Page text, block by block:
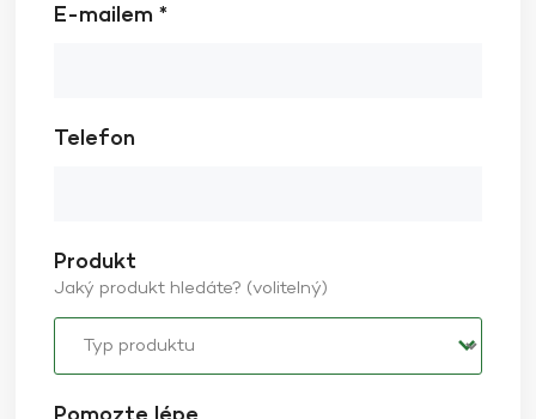
E-mailem *
Telefon
Produkt
Jaký produkt hledáte? (volitelný)